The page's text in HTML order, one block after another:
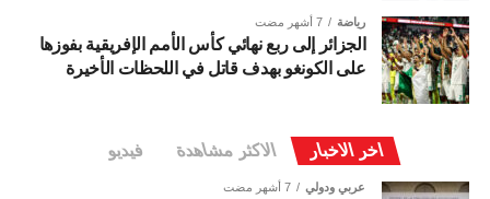
رياضة 7 أشهر مضت
الجزائر إلى ربع نهائي كأس الأمم الإفريقية بفوزها
على الكونغو بهدف قاتل في اللحظات الأخيرة
اخر الاخبار الاكثر مشاهدة فيديو
عربي ودولي 7 أشهر مضت